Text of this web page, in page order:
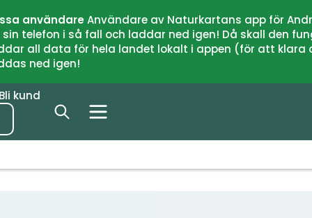
användareAnvändare av Naturkartans app för
telefon i så fall och laddar ned igen! Då skall den
all data för hela landet lokalt i appen (för att
ned igen!
Bli kund